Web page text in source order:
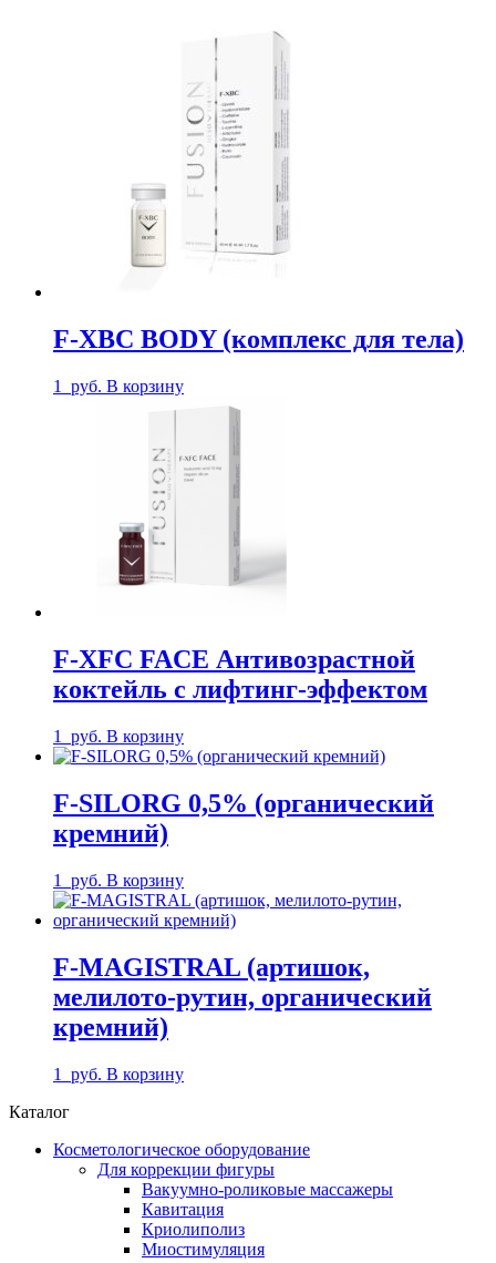
F-XBC BODY (комплекс для тела)
1 руб. В корзину
F-XFC FACE Антивозрастной
коктейль с лифтинг-эффектом
1 руб. В корзину
F-SILORG 0,5% (органический
кремний)
1 руб. В корзину
F-MAGISTRAL (артишок,
мелилото-рутин, органический
кремний)
1 руб. В корзину
Каталог
Косметологическое оборудование
Для коррекции фигуры
Вакуумно-роликовые массажеры
Кавитация
Криолиполиз
Миостимуляция